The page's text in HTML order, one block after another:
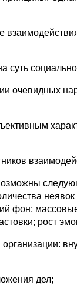
суть
очевидных
фон;
рост
дел;